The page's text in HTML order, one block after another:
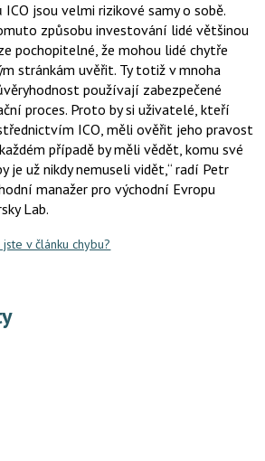
jsou velmi rizikové samy o sobě.
způsobu investování lidé většinou
pochopitelné, že mohou lidé chytře
stránkám uvěřit. Ty totiž v mnoha
používají zabezpečené
proces. Proto by si uživatelé, kteří
ICO, měli ověřit jeho pravost
případě by měli vědět, komu své
je už nikdy nemuseli vidět,“ radí Petr
manažer pro východní Evropu
Lab.
jste v článku chybu?